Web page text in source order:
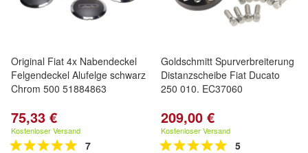
Original Fiat 4x Nabendeckel
Felgendeckel Alufelge schwarz
Chrom 500 51884863
75,33 €
Kostenloser Versand
7
Goldschmitt Spurverbreiterung
Distanzscheibe Fiat Ducato
250 010. EC37060
209,00 €
Kostenloser Versand
5